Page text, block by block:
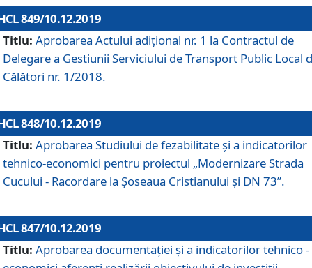
849/10.12.2019
Titlu: Aprobarea Actului adiţional nr. 1 la Contractul de
Delegare a Gestiunii Serviciului de Transport Public Local
Călători nr. 1/2018.
848/10.12.2019
Titlu: Aprobarea Studiului de fezabilitate şi a indicatorilor
tehnico-economici pentru proiectul „Modernizare Strada
Cucului - Racordare la Șoseaua Cristianului și DN 73”.
847/10.12.2019
Titlu: Aprobarea documentației și a indicatorilor tehnico -